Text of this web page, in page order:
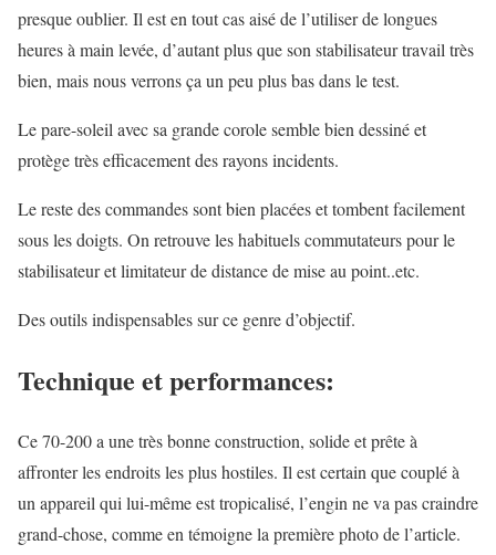
presque oublier. Il est en tout cas aisé de l’utiliser de longues
heures à main levée, d’autant plus que son stabilisateur travail très
bien, mais nous verrons ça un peu plus bas dans le test.
Le pare-soleil avec sa grande corole semble bien dessiné et
protège très efficacement des rayons incidents.
Le reste des commandes sont bien placées et tombent facilement
sous les doigts. On retrouve les habituels commutateurs pour le
stabilisateur et limitateur de distance de mise au point..etc.
Des outils indispensables sur ce genre d’objectif.
Technique et performances:
Ce 70-200 a une très bonne construction, solide et prête à
affronter les endroits les plus hostiles. Il est certain que couplé à
un appareil qui lui-même est tropicalisé, l’engin ne va pas craindre
grand-chose, comme en témoigne la première photo de l’article.